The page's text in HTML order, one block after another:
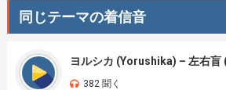
同じテーマの着信音
382 聞く